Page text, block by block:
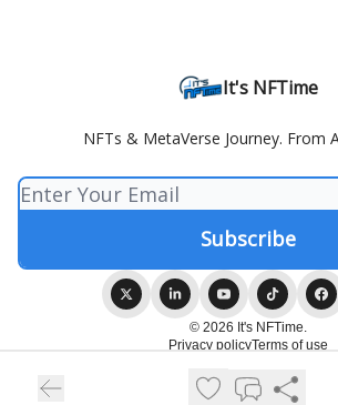
It's NFTime
NFTs & MetaVerse Journey. From
© 2026 It's NFTime.
Privacy policyTerms of use
Powered by beehiiv